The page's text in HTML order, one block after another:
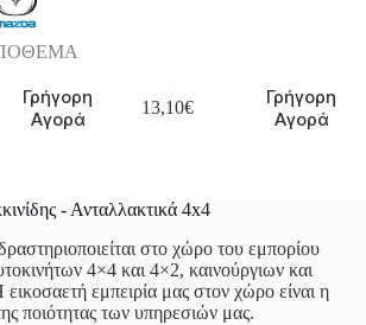
Γρήγορη
Αγορά
13,10€
Γρήγορη
Αγορά
- Ανταλλακτικά 4x4
στο χώρο του εμπορίου
4×4 και 4×2, καινούργιων και
εμπειρία μας στον χώρο είναι η
ποιότητας των υπηρεσιών μας.